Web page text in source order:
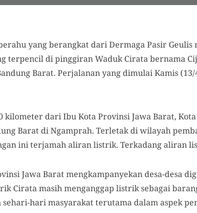
yang berangkat dari Dermaga Pasir Geulis
terpencil di pinggiran Waduk Cirata bernama
Barat. Perjalanan yang dimulai Kamis
dari Ibu Kota Provinsi Jawa Barat,
Barat di Ngamprah. Terletak di wilayah
ini terjamah aliran listrik. Terkadang aliran
Jawa Barat mengkampanyekan desa-desa
Cirata masih menganggap listrik sebagai
hari masyarakat terutama dalam aspek